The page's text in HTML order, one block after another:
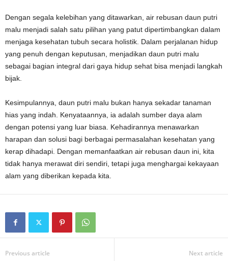
Dengan segala kelebihan yang ditawarkan, air rebusan daun putri
malu menjadi salah satu pilihan yang patut dipertimbangkan dalam
menjaga kesehatan tubuh secara holistik. Dalam perjalanan hidup
yang penuh dengan keputusan, menjadikan daun putri malu
sebagai bagian integral dari gaya hidup sehat bisa menjadi langkah
bijak.
Kesimpulannya, daun putri malu bukan hanya sekadar tanaman
hias yang indah. Kenyataannya, ia adalah sumber daya alam
dengan potensi yang luar biasa. Kehadirannya menawarkan
harapan dan solusi bagi berbagai permasalahan kesehatan yang
kerap dihadapi. Dengan memanfaatkan air rebusan daun ini, kita
tidak hanya merawat diri sendiri, tetapi juga menghargai kekayaan
alam yang diberikan kepada kita.
Previous article Next article